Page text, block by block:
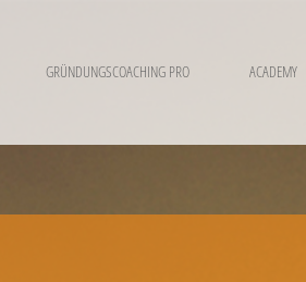
GRÜNDUNGSCOACHING PRO ACADEMY